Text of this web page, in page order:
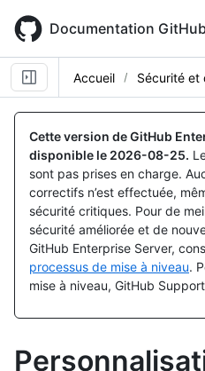
main
content
Documentation
Accueil Sécurité et
Cette version de GitHub
disponible le 2026-08-25.
sont pas prises en charge.
correctifs n’est effectuée,
sécurité critiques. Pour de
sécurité améliorée et de
GitHub Enterprise Server,
processus de mise à niveau.
mise à niveau, GitHub